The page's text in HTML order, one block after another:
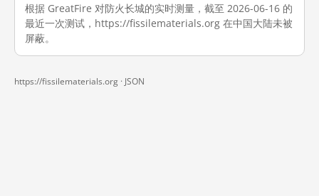
根据 GreatFire 对防火长城的实时测量，截至 2026-06-16 的
最近一次测试，https://fissilematerials.org 在中国大陆未被
屏蔽。
https://fissilematerials.org · JSON